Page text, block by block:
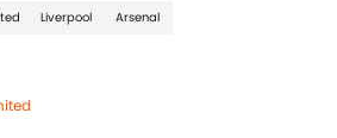
Liverpool Arsenal